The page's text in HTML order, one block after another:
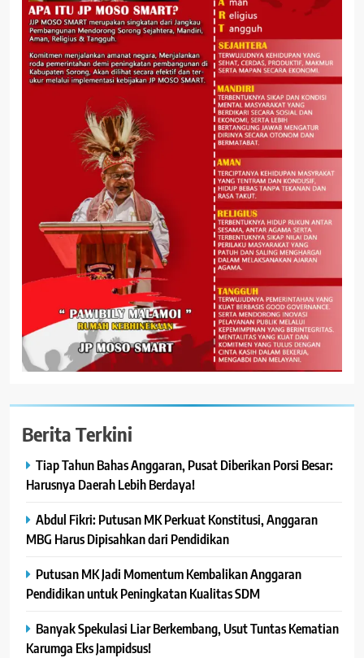
Berita Terkini
Tiap Tahun Bahas Anggaran, Pusat Diberikan Porsi Besar:
Harusnya Daerah Lebih Berdaya!
Abdul Fikri: Putusan MK Perkuat Konstitusi, Anggaran
MBG Harus Dipisahkan dari Pendidikan
Putusan MK Jadi Momentum Kembalikan Anggaran
Pendidikan untuk Peningkatan Kualitas SDM
Banyak Spekulasi Liar Berkembang, Usut Tuntas Kematian
Karumga Eks Jampidsus!